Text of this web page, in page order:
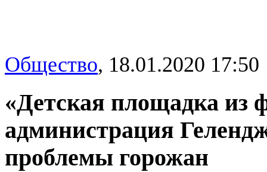
Общество, 18.01.2020 17:50
«Детская площадка из
администрация
проблемы горожан